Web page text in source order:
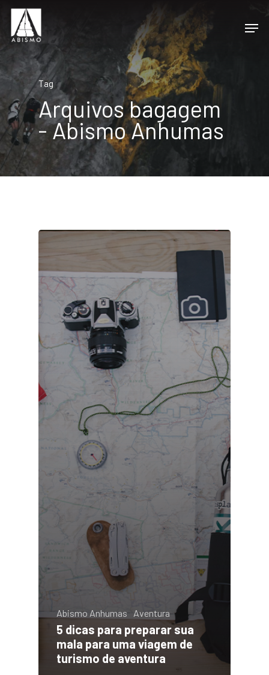
Tag
Arquivos bagagem
- Abismo Anhumas
Abismo Anhumas Aventura
5 dicas para preparar sua
mala para uma viagem de
turismo de aventura